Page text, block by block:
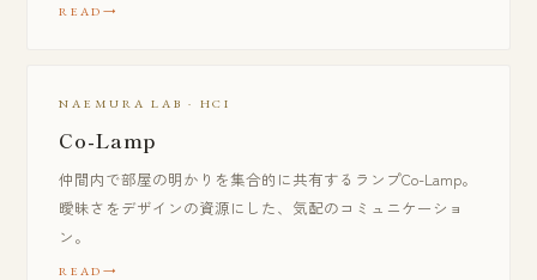
READ
NAEMURA LAB · HCI
Co-Lamp
仲間内で部屋の明かりを集合的に共有するランプCo-Lamp。
曖昧さをデザインの資源にした、気配のコミュニケーショ
ン。
READ